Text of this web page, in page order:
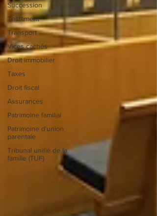
Succession
Testament
Transport
Vices cachés
Droit immobilier
Taxes
Droit fiscal
Assurances
Patrimoine familial
Patrimoine d'union
parentale
Tribunal unifié de la
famille (TUF)